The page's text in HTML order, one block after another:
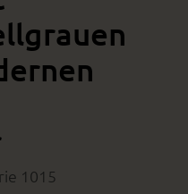
1015